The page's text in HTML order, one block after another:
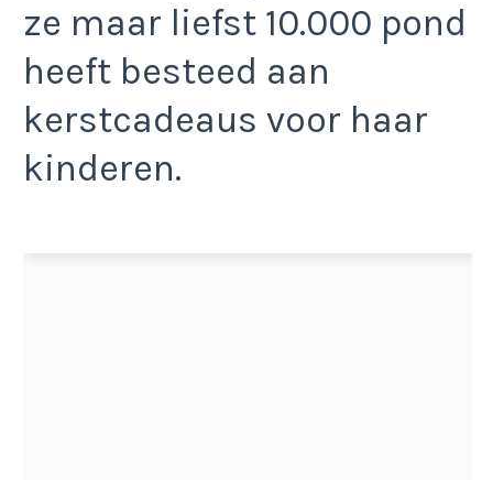
ze maar liefst 10.000 pond
heeft besteed aan
kerstcadeaus voor haar
kinderen.